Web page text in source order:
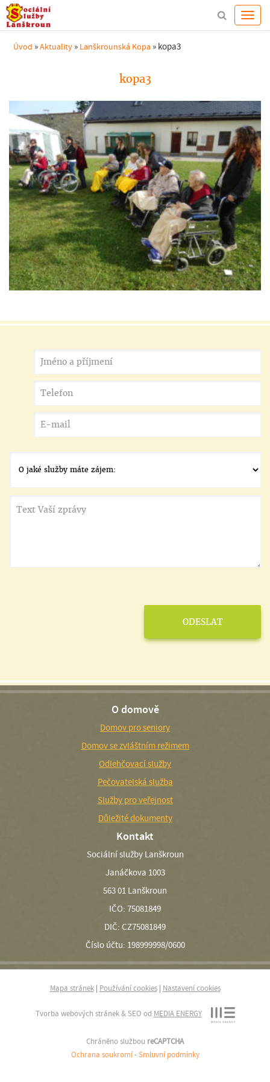
Úvod »Aktuality » Lanškrounská Kopa » kopa3
kopa3
O domově
Domov pro seniory
Domov se zvláštním režimem
Odlehčovací služby
Pečovatelská služba
Služby pro veřejnost
Důležité dokumenty
Kontakt
Sociální služby Lanškroun
Janáčkova 1003
563 01 Lanškroun
IČO: 75081849
DIČ: CZ75081849
Číslo účtu: 198999998/0600
Mapa stránek| Používání cookies| Nastavení cookies
Tvorba webových stránek & SEO od MEDIA ENERGY
Chráněno službou reCAPTCHA
Ochrana soukromí -Smluvní podmínky